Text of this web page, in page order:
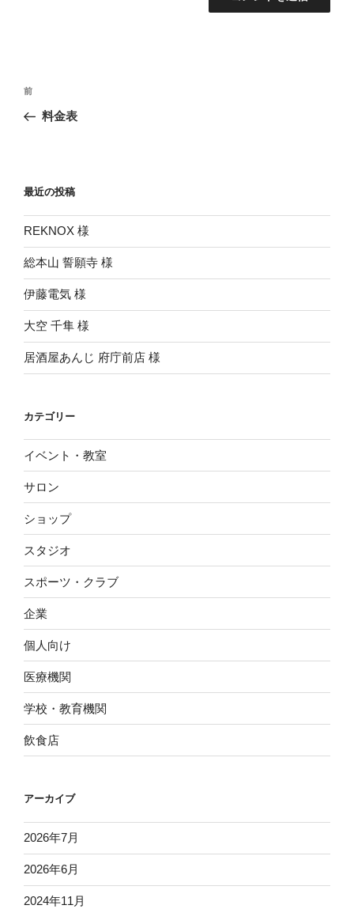
投
ナ
ー
シ
ョ
ン
前
の
前
料金表
最近の投稿
REKNOX 様
総本山 誓願寺 様
伊藤電気 様
大空 千隼 様
居酒屋あんじ 府庁前店 様
カテゴリー
イベント・教室
サロン
ショップ
スタジオ
スポーツ・クラブ
企業
個人向け
医療機関
学校・教育機関
飲食店
アーカイブ
2026年7月
2026年6月
2024年11月